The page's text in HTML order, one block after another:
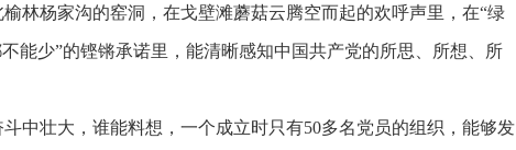
林杨家沟的窑洞，在戈壁滩蘑菇云腾空而起的欢呼声里，在“绿
能少”的铿锵承诺里，能清晰感知中国共产党的所思、所想、所
中壮大，谁能料想，一个成立时只有50多名党员的组织，能够发